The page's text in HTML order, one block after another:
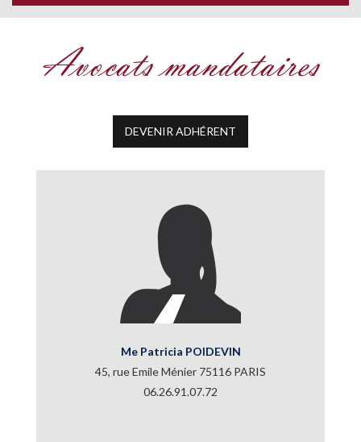
Avocats mandataires
DEVENIR ADHÉRENT
Me Patricia POIDEVIN
45, rue Emile Ménier 75116 PARIS
06.26.91.07.72